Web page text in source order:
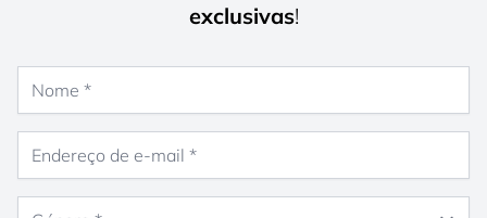
exclusivas!